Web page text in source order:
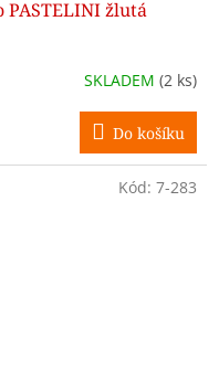
žlutá
SKLADEM (2 ks)
Do košíku
Kód: 7-283